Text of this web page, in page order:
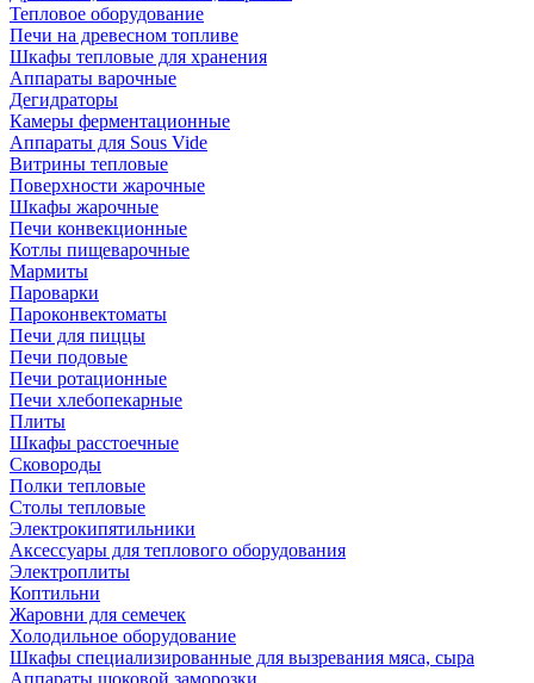
Тепловое оборудование
Печи на древесном топливе
Шкафы тепловые для хранения
Аппараты варочные
Дегидраторы
Камеры ферментационные
Аппараты для Sous Vide
Витрины тепловые
Поверхности жарочные
Шкафы жарочные
Печи конвекционные
Котлы пищеварочные
Мармиты
Пароварки
Пароконвектоматы
Печи для пиццы
Печи подовые
Печи ротационные
Печи хлебопекарные
Плиты
Шкафы расстоечные
Сковороды
Полки тепловые
Столы тепловые
Электрокипятильники
Аксессуары для теплового оборудования
Электроплиты
Коптильни
Жаровни для семечек
Холодильное оборудование
Шкафы специализированные для вызревания мяса, сыра
Аппараты шоковой заморозки